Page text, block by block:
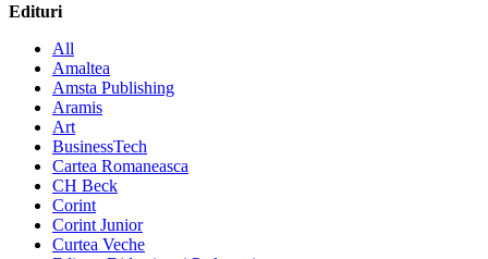
Edituri
All
Amaltea
Amsta Publishing
Aramis
Art
BusinessTech
Cartea Romaneasca
CH Beck
Corint
Corint Junior
Curtea Veche